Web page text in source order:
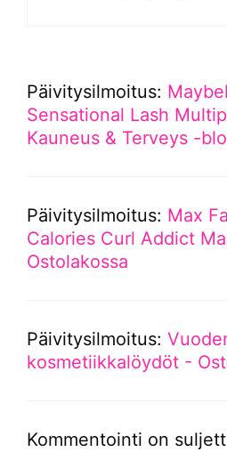
Päivitysilmoitus:
Sensational Lash
Kauneus & Terveys -
Päivitysilmoitus: Max
Calories Curl Addict
Ostolakossa
Päivitysilmoitus:
kosmetiikkalöydöt -
Kommentointi on